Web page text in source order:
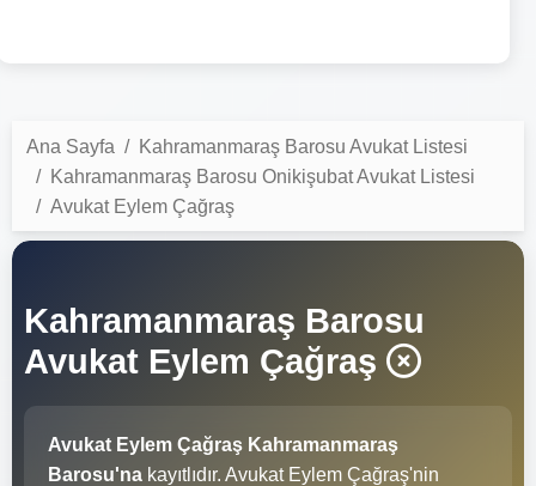
Ana Sayfa
Kahramanmaraş Barosu Avukat Listesi
Kahramanmaraş Barosu Onikişubat Avukat Listesi
Avukat Eylem Çağraş
Kahramanmaraş Barosu
Avukat Eylem Çağraş
Avukat Eylem Çağraş Kahramanmaraş
Barosu'na kayıtlıdır. Avukat Eylem Çağraş'nin